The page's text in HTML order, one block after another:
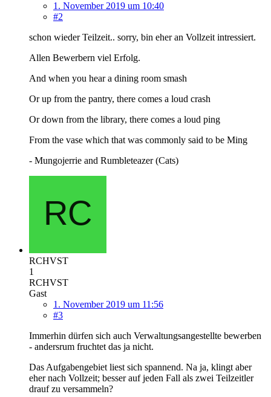
1. November 2019 um 10:40
#2
schon wieder Teilzeit.. sorry, bin eher an Vollzeit intressiert.
Allen Bewerbern viel Erfolg.
And when you hear a dining room smash
Or up from the pantry, there comes a loud crash
Or down from the library, there comes a loud ping
From the vase which that was commonly said to be Ming
- Mungojerrie and Rumbleteazer (Cats)
RCHVST
1
RCHVST
Gast
1. November 2019 um 11:56
#3
Immerhin dürfen sich auch Verwaltungsangestellte bewerben
- andersrum fruchtet das ja nicht.
Das Aufgabengebiet liest sich spannend. Na ja, klingt aber
eher nach Vollzeit; besser auf jeden Fall als zwei Teilzeitler
drauf zu versammeln?